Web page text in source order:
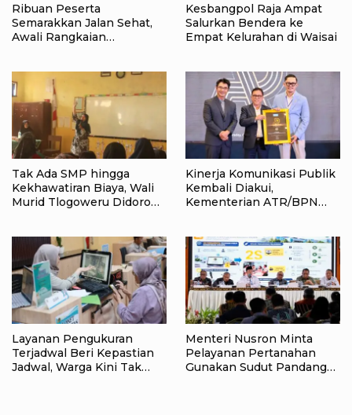
Ribuan Peserta
Semarakkan Jalan Sehat,
Awali Rangkaian
Ampat
Kesbangpol Raja Ampat
Salurkan Bendera ke
Empat Kelurahan di Waisai
Tak Ada SMP hingga
Kekhawatiran Biaya, Wali
Murid Tlogoweru Didorong
Kinerja Komunikasi Publik
Kembali Diakui,
Kementerian ATR/BPN
Layanan Pengukuran
Terjadwal Beri Kepastian
Jadwal, Warga Kini Tak
Menteri Nusron Minta
Pelayanan Pertanahan
Gunakan Sudut Pandang